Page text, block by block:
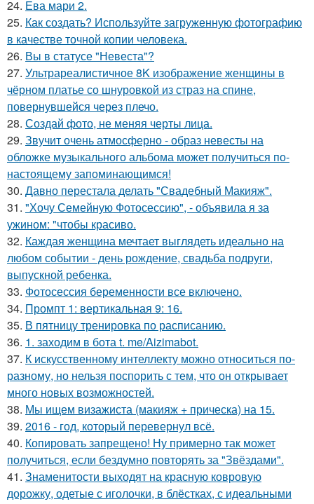
24. Ева мари 2.
25. Как создать? Используйте загруженную фотографию
в качестве точной копии человека.
26. Вы в статусе "Невеста"?
27. Ультрареалистичное 8K изображение женщины в
чёрном платье со шнуровкой из страз на спине,
повернувшейся через плечо.
28. Создай фото, не меняя черты лица.
29. Звучит очень атмосферно - образ невесты на
обложке музыкального альбома может получиться по-
настоящему запоминающимся!
30. Давно перестала делать "Свадебный Макияж".
31. "Хочу Семейную Фотосессию", - объявила я за
ужином: "чтобы красиво.
32. Каждая женщина мечтает выглядеть идеально на
любом событии - день рождение, свадьба подруги,
выпускной ребенка.
33. Фотосессия беременности все включено.
34. Промпт 1: вертикальная 9: 16.
35. В пятницу тренировка по расписанию.
36. 1. заходим в бота t. me/Aizimabot.
37. К искусственному интеллекту можно относиться по-
разному, но нельзя поспорить с тем, что он открывает
много новых возможностей.
38. Мы ищем визажиста (макияж + прическа) на 15.
39. 2016 - год, который перевернул всё.
40. Копировать запрещено! Ну примерно так может
получиться, если бездумно повторять за "Звёздами".
41. Знаменитости выходят на красную ковровую
дорожку, одетые с иголочки, в блёстках, с идеальными